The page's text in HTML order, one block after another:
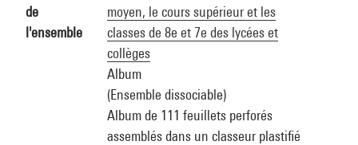
de
l'ensemble
moyen, le cours supérieur et les
classes de 8e et 7e des lycées et
collèges
Album
(Ensemble dissociable)
Album de 111 feuillets perforés
assemblés dans un classeur plastifié